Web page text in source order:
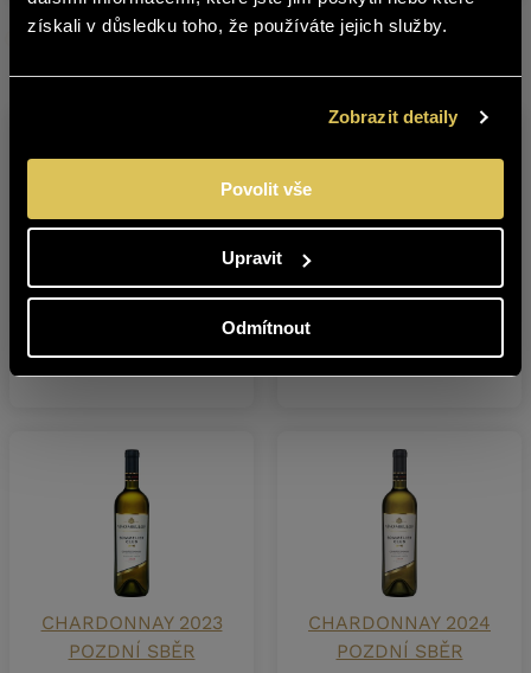
získali v důsledku toho, že používáte jejich služby.
Zobrazit detaily
Povolit vše
Upravit
Odmítnout
CABERNET
POZDNÍ SBĚR
CABERNET
POZDNÍ SBĚR
CHARDONNAY 2023
POZDNÍ SBĚR
CHARDONNAY 2024
POZDNÍ SBĚR
Jste starší 18 let?